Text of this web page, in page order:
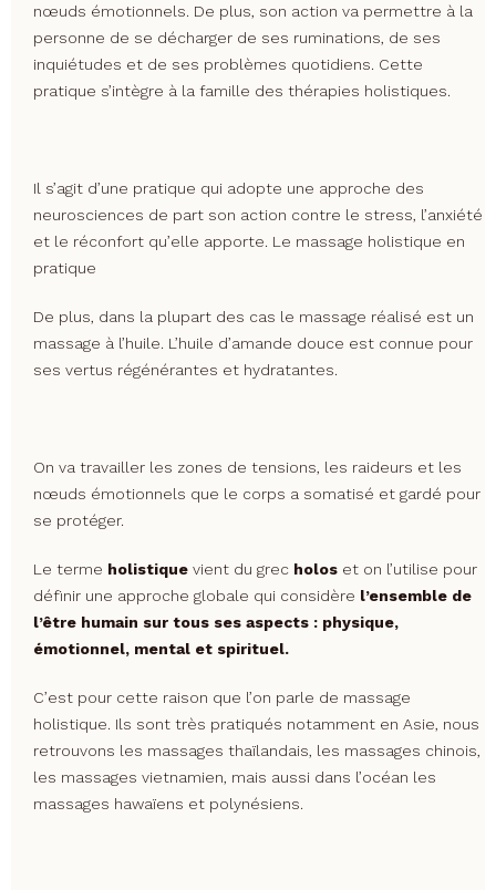
nœuds émotionnels. De plus, son action va permettre à la
personne de se décharger de ses ruminations, de ses
inquiétudes et de ses problèmes quotidiens. Cette
pratique s’intègre à la famille des thérapies holistiques.
Il s’agit d’une pratique qui adopte une approche des
neurosciences de part son action contre le stress, l’anxiété
et le réconfort qu’elle apporte. Le massage holistique en
pratique
De plus, dans la plupart des cas le massage réalisé est un
massage à l’huile. L’huile d’amande douce est connue pour
ses vertus régénérantes et hydratantes.
On va travailler les zones de tensions, les raideurs et les
nœuds émotionnels que le corps a somatisé et gardé pour
se protéger.
Le terme holistique vient du grec holos et on l’utilise pour
définir une approche globale qui considère l’ensemble de
l’être humain sur tous ses aspects : physique,
émotionnel, mental et spirituel.
C’est pour cette raison que l’on parle de massage
holistique. Ils sont très pratiqués notamment en Asie, nous
retrouvons les massages thaïlandais, les massages chinois,
les massages vietnamien, mais aussi dans l’océan les
massages hawaïens et polynésiens.